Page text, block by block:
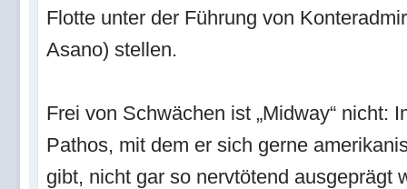
Flotte unter der Führung von
Asano) stellen.
Frei von Schwächen ist „Midway“ nicht:
Pathos, mit dem er sich gerne
gibt, nicht gar so nervtötend ausgeprägt